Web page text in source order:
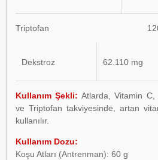
Triptofan
Dekstroz 62.110 mg
Kullanım Şekli: Atlarda, Vitamin
ve Triptofan takviyesinde, artan
kullanılır.
Kullanım Dozu:
Koşu Atları (Antrenman): 60 g